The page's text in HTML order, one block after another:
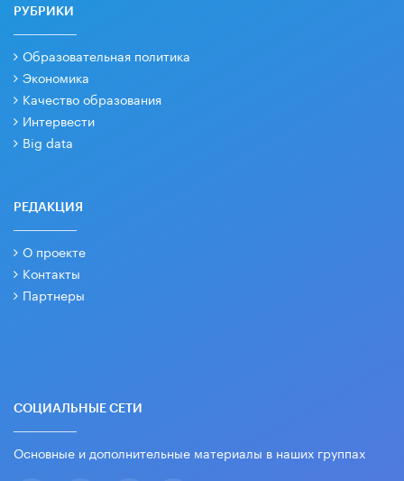
РУБРИКИ
Образовательная политика
Экономика
Качество образования
Интервести
Big data
РЕДАКЦИЯ
О проекте
Контакты
Партнеры
СОЦИАЛЬНЫЕ СЕТИ
Основные и дополнительные материалы в наших группах